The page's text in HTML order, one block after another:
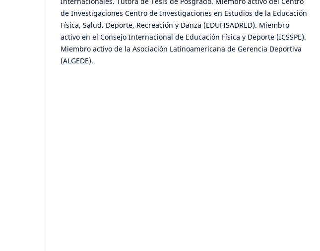
de Investigaciones Centro de Investigaciones en Estudios de la Educación
Física, Salud. Deporte, Recreación y Danza (EDUFISADRED). Miembro
activo en el Consejo Internacional de Educación Física y Deporte (ICSSPE).
Miembro activo de la Asociación Latinoamericana de Gerencia Deportiva
(ALGEDE).